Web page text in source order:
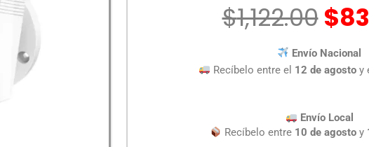
TP-
C310
$1,122.00$
Envío Nacional
Recíbelo entre el 12 de agosto y
Envío Local
Recíbelo entre 10 de agosto y